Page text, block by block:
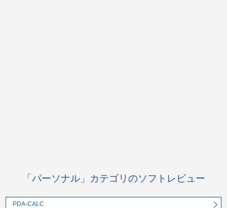
「パーソナル」カテゴリのソフトレビュー
PDA-CALC